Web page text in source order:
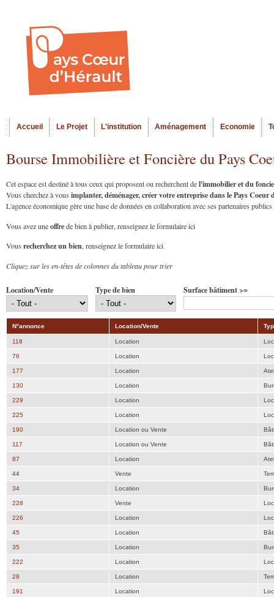
Menu principal
Accueil Le Projet L'institution Aménagement Economie
Bourse Immobilière et Foncière du Pays
Cet espace est destiné à tous ceux qui proposent ou recherchent del'immobilier et du
Vous cherchez à vous implanter, déménager, créer votre entreprise dans le Pays
L'agence économique gère une base de données en collaboration avec ses partenaires
Vous avez uneoffrede bien à publier, renseignez le formulaireici
Vous recherchez un bien, renseignez le formulaireici
Cliquez sur les en-têtes de colonnes du tableau pour trier
Location/Vente Type de bien Surface bâtiment >=
N°annonce Location/Vente
118 Location
76 Location
177 Location
130 Location
229 Location
225 Location
190 Location ou Vente
117 Location ou Vente
87 Location
44 Vente
34 Location
228 Vente
226 Location
45 Location
35 Location
222 Location
28 Location
191 Location